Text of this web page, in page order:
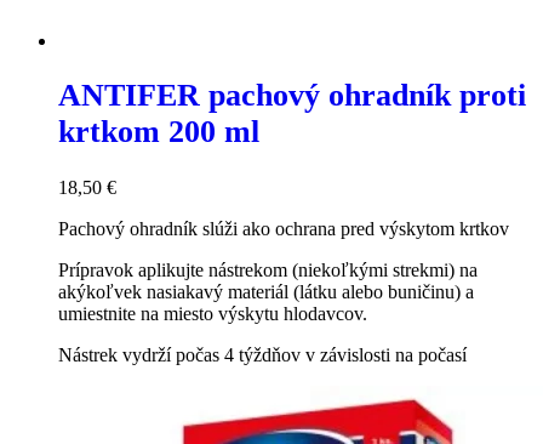
ANTIFER pachový ohradník proti
krtkom 200 ml
18,50 €
Pachový ohradník slúži ako ochrana pred výskytom krtkov
Prípravok aplikujte nástrekom (niekoľkými strekmi) na
akýkoľvek nasiakavý materiál (látku alebo buničinu) a
umiestnite na miesto výskytu hlodavcov.
Nástrek vydrží počas 4 týždňov v závislosti na počasí